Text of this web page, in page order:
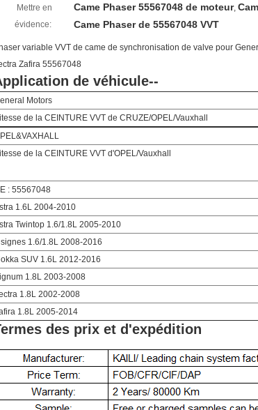
Mettre en
évidence:
Came Phaser 55567048 de moteur,
Came Phaser de 55567048 VVT
variable VVT de came de synchronisation de valve pour
Zafira 55567048
de véhicule--
Motors
de la CEINTURE VVT de CRUZE/OPEL/Vauxhall
de la CEINTURE VVT d'OPEL/Vauxhall
: 55567048
1.6L 2004-2010
Twintop 1.6/1.8L 2005-2010
1.6/1.8L 2008-2016
SUV 1.6L 2012-2016
1.8L 2003-2008
1.8L 2002-2008
1.8L 2005-2014
des prix et d'expédition